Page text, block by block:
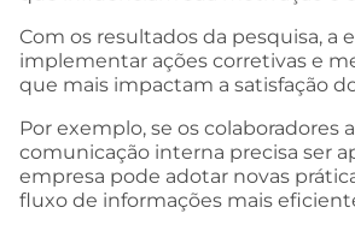
Com os resultados da pesquisa, a
implementar ações corretivas e
que mais impactam a satisfação
Por exemplo, se os colaboradores
comunicação interna precisa ser
empresa pode adotar novas
fluxo de informações mais